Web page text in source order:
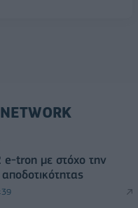
e-tron με στόχο την